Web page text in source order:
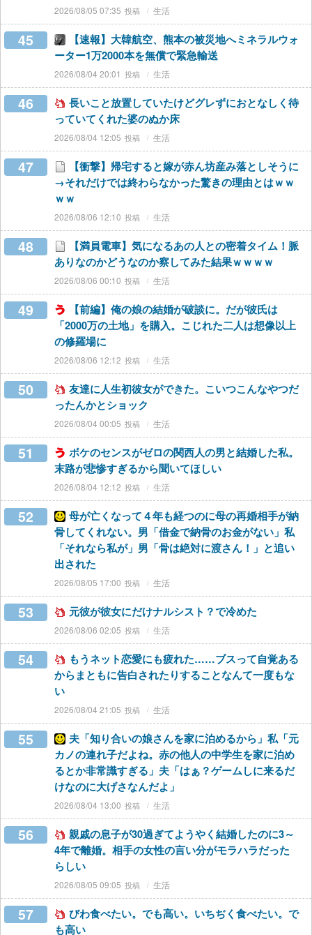
2026/08/05 07:35 生活
45
【速報】大韓航空、熊本の被災地へミネラルウォ
ーター1万2000本を無償で緊急輸送
2026/08/04 20:01 生活
46
長いこと放置していたけどグレずにおとなしく待
っていてくれた婆のぬか床
2026/08/04 12:05 生活
47
【衝撃】帰宅すると嫁が赤ん坊産み落としそうに
→それだけでは終わらなかった驚きの理由とはｗｗ
ｗｗ
2026/08/06 12:10 生活
48
【満員電車】気になるあの人との密着タイム！脈
ありなのかどうなのか察してみた結果ｗｗｗｗ
2026/08/06 00:10 生活
49
【前編】俺の娘の結婚が破談に。だが彼氏は
「2000万の土地」を購入。こじれた二人は想像以上
の修羅場に
2026/08/06 12:12 生活
50
友達に人生初彼女ができた。こいつこんなやつだ
ったんかとショック
2026/08/04 00:05 生活
51
ボケのセンスがゼロの関西人の男と結婚した私。
末路が悲惨すぎるから聞いてほしい
2026/08/04 12:12 生活
52
母が亡くなって４年も経つのに母の再婚相手が納
骨してくれない。男「借金で納骨のお金がない」私
「それなら私が」男「骨は絶対に渡さん！」と追い
出された
2026/08/05 17:00 生活
53 元彼が彼女にだけナルシスト？で冷めた
2026/08/06 02:05 生活
54
もうネット恋愛にも疲れた……ブスって自覚ある
からまともに告白されたりすることなんて一度もな
い
2026/08/04 21:05 生活
55
夫「知り合いの娘さんを家に泊めるから」私「元
カノの連れ子だよね。赤の他人の中学生を家に泊め
るとか非常識すぎる」夫「はぁ？ゲームしに来るだ
けなのに大げさなんだよ」
2026/08/04 13:00 生活
56
親戚の息子が30過ぎてようやく結婚したのに3～
4年で離婚。相手の女性の言い分がモラハラだった
らしい
2026/08/05 09:05 生活
57
びわ食べたい。でも高い。いちぢく食べたい。で
も高い